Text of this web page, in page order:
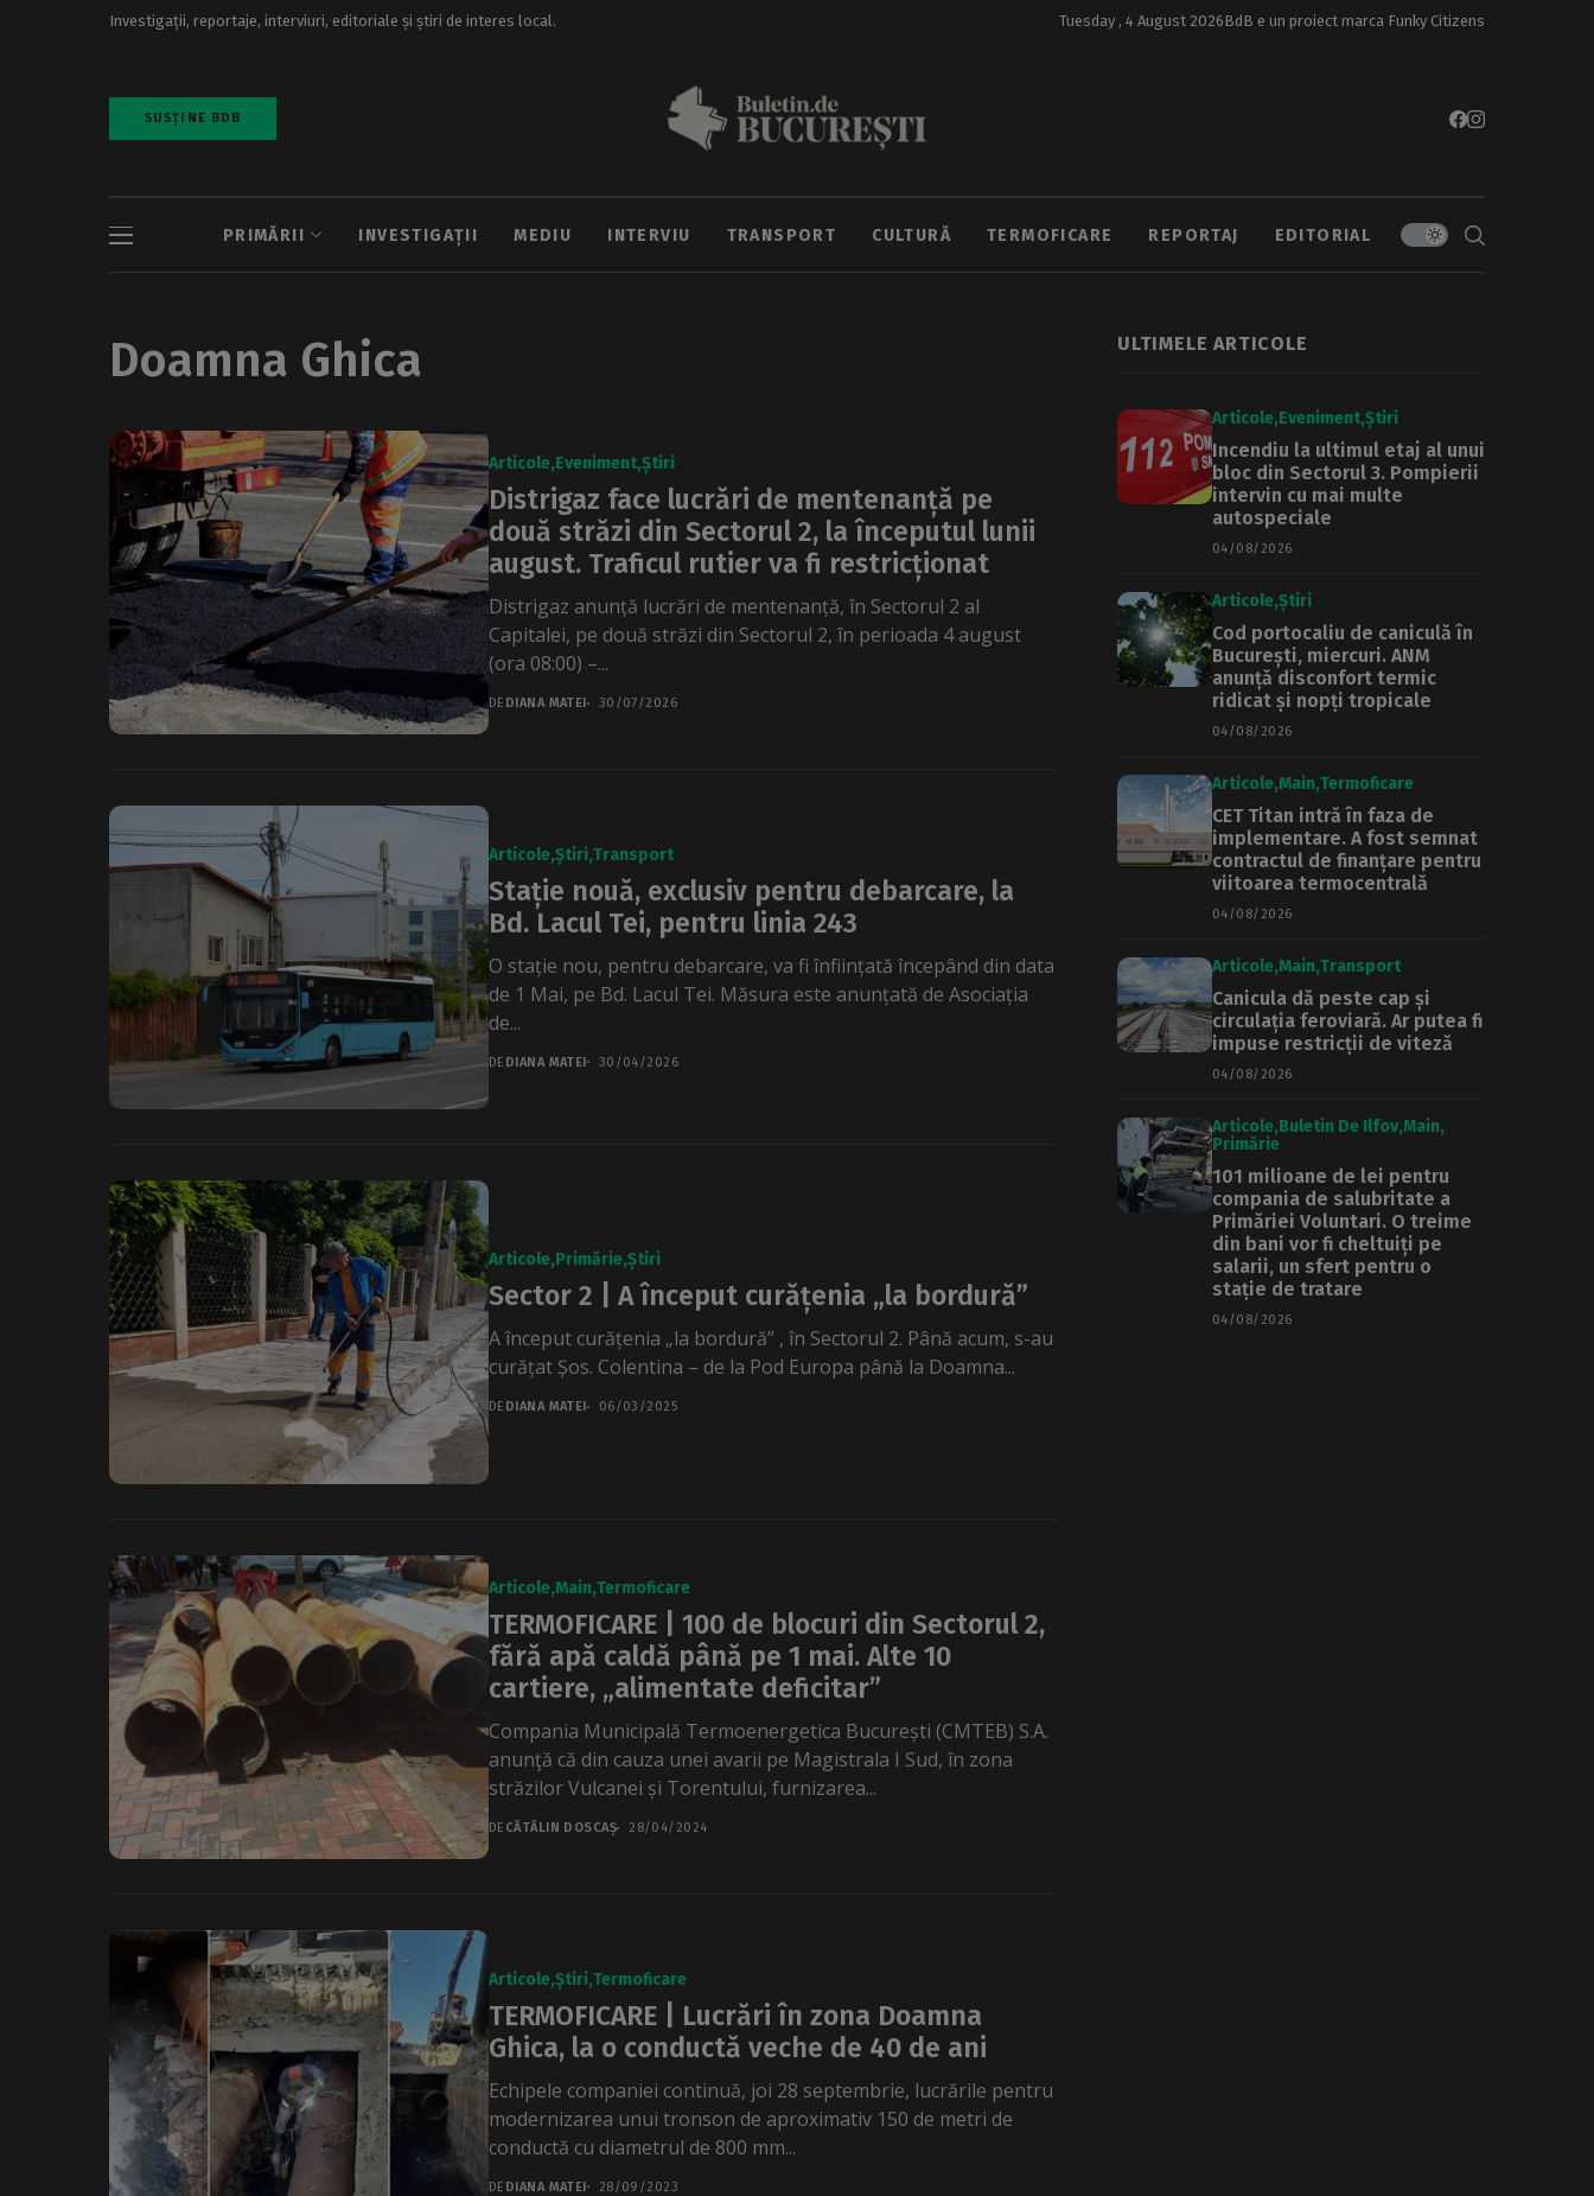
Investigații, reportaje, interviuri, editoriale și știri de interes local. Tuesday , 4 August 2026BdB e un proiect marca Funky Citizens
SUSȚINE BDB
PRIMĂRII INVESTIGAȚII MEDIU INTERVIU TRANSPORT CULTURĂ TERMOFICARE REPORTAJ EDITORIAL
Doamna Ghica
Articole Eveniment Știri
Distrigaz face lucrări de mentenanță pe
două străzi din Sectorul 2, la începutul lunii
august. Traficul rutier va fi restricționat
Distrigaz anunță lucrări de mentenanță, în Sectorul 2 al
Capitalei, pe două străzi din Sectorul 2, în perioada 4 august
(ora 08:00) –...
DE DIANA MATEI 30/07/2026
Articole Știri Transport
Stație nouă, exclusiv pentru debarcare, la
Bd. Lacul Tei, pentru linia 243
O stație nou, pentru debarcare, va fi înființată începând din data
de 1 Mai, pe Bd. Lacul Tei. Măsura este anunțată de Asociația
de...
DE DIANA MATEI 30/04/2026
Articole Primărie Știri
Sector 2 | A început curățenia „la bordură”
A început curățenia „la bordură” , în Sectorul 2. Până acum, s-au
curățat Șos. Colentina – de la Pod Europa până la Doamna...
DE DIANA MATEI 06/03/2025
Articole Main Termoficare
TERMOFICARE | 100 de blocuri din Sectorul 2,
fără apă caldă până pe 1 mai. Alte 10
cartiere, „alimentate deficitar”
Compania Municipală Termoenergetica București (CMTEB) S.A.
anunţă că din cauza unei avarii pe Magistrala I Sud, în zona
străzilor Vulcanei și Torentului, furnizarea...
DE CĂTĂLIN DOSCAȘ 28/04/2024
Articole Știri Termoficare
TERMOFICARE | Lucrări în zona Doamna
Ghica, la o conductă veche de 40 de ani
Echipele companiei continuă, joi 28 septembrie, lucrările pentru
modernizarea unui tronson de aproximativ 150 de metri de
conductă cu diametrul de 800 mm...
DE DIANA MATEI 28/09/2023
ULTIMELE ARTICOLE
Articole Eveniment Știri
Incendiu la ultimul etaj al unui
bloc din Sectorul 3. Pompierii
intervin cu mai multe
autospeciale
04/08/2026
Articole Știri
Cod portocaliu de caniculă în
București, miercuri. ANM
anunță disconfort termic
ridicat și nopți tropicale
04/08/2026
Articole Main Termoficare
CET Titan intră în faza de
implementare. A fost semnat
contractul de finanțare pentru
viitoarea termocentrală
04/08/2026
Articole Main Transport
Canicula dă peste cap și
circulația feroviară. Ar putea fi
impuse restricții de viteză
04/08/2026
Articole Buletin De Ilfov Main
Primărie
101 milioane de lei pentru
compania de salubritate a
Primăriei Voluntari. O treime
din bani vor fi cheltuiți pe
salarii, un sfert pentru o
stație de tratare
04/08/2026